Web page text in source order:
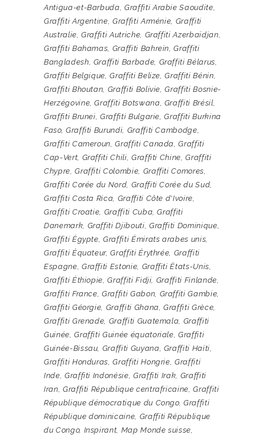
Antigua-et-Barbuda,Graffiti Arabie Saoudite,
Graffiti Argentine,Graffiti Arménie, Graffiti
Australie,Graffiti Autriche, Graffiti Azerbaïdjan,
Graffiti Bahamas, Graffiti Bahreïn,Graffiti
Bangladesh, Graffiti Barbade, Graffiti Bélarus,
Graffiti Belgique,Graffiti Belize,Graffiti Bénin,
Graffiti Bhoutan, Graffiti Bolivie,Graffiti Bosnie-
Herzégovine,Graffiti Botswana, Graffiti Brésil,
Graffiti Brunei,Graffiti Bulgarie,Graffiti Burkina
Faso, Graffiti Burundi, Graffiti Cambodge,
Graffiti Cameroun,Graffiti Canada,Graffiti
Cap-Vert, Graffiti Chili, Graffiti Chine,Graffiti
Chypre,Graffiti Colombie, Graffiti Comores,
Graffiti Corée du Nord, Graffiti Corée du Sud,
Graffiti Costa Rica, Graffiti Côte d'Ivoire,
Graffiti Croatie, Graffiti Cuba,Graffiti
Danemark, Graffiti Djibouti, Graffiti Dominique,
Graffiti Égypte,Graffiti Émirats arabes unis,
Graffiti Équateur,Graffiti Érythrée, Graffiti
Espagne, Graffiti Estonie, Graffiti États-Unis,
Graffiti Éthiopie,Graffiti Fidji, Graffiti Finlande,
Graffiti France,Graffiti Gabon, Graffiti Gambie,
Graffiti Géorgie, Graffiti Ghana,Graffiti Grèce,
Graffiti Grenade, Graffiti Guatemala, Graffiti
Guinée,Graffiti Guinée équatoriale,Graffiti
Guinée-Bissau, Graffiti Guyana, Graffiti Haïti,
Graffiti Honduras,Graffiti Hongrie,Graffiti
Inde, Graffiti Indonésie, Graffiti Irak, Graffiti
Iran, Graffiti République centrafricaine,Graffiti
République démocratique du Congo,Graffiti
République dominicaine, Graffiti République
du Congo, Inspirant, Map Monde suisse,